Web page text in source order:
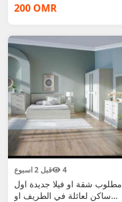
200 OMR
قبل 2 اسبوع 4
مطلوب شقة او فيلا جديدة اول
ساكن لعائلة في الطريف او